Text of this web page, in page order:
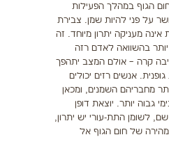
הגוף במהלך הפעילות
על פני להיות שמן. צבירת
מעניקה יתרון מיוחד. זה
בהשוואה לאדם רזה
קרה – אולם המצב יתהפך
אנשים רזים יכולים
מחבריהם השמנים, ומכאן
גבוה יותר. יוצאת דופן
לשומן התת-עורי יש יתרון,
של חום הגוף אל